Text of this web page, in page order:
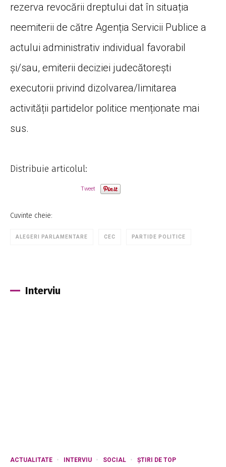
rezerva revocării dreptului dat în situația
neemiterii de către Agenția Servicii Publice a
actului administrativ individual favorabil
și/sau, emiterii deciziei judecătorești
executorii privind dizolvarea/limitarea
activității partidelor politice menționate mai
sus.
Distribuie articolul:
Tweet
Cuvinte cheie:
ALEGERI PARLAMENTARE CEC PARTIDE POLITICE
Interviu
ACTUALITATE INTERVIU SOCIAL ȘTIRI DE TOP